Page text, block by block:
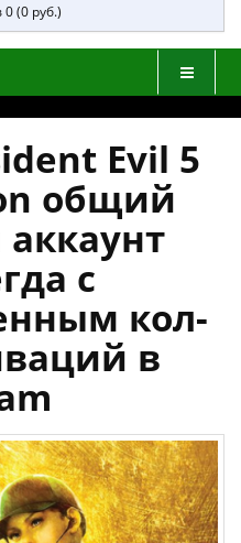
(0 руб.)
Evil 5
общий
с
кол-
в